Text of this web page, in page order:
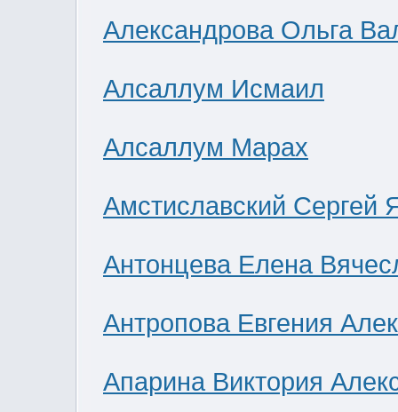
Александрова Ольга
Алсаллум Исмаил
Алсаллум Марах
Амстиславский Сергей
Антонцева Елена
Антропова Евгения
Апарина Виктория